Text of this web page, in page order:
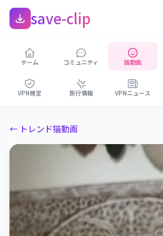
save-clip
ホーム コミュニティ 猫動画
VPN検定 旅行情報 VPNニュース
← トレンド猫動画